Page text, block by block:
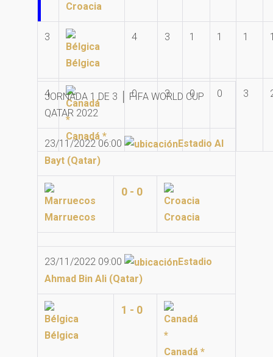
Croacia
3
Bélgica
4 3 1 1 1
4
Canadá *
0 3 0 0 3
JORNADA 1 DE 3 │ FIFA WORLD CUP
QATAR 2022
23/11/2022 06:00
Estadio Al
Bayt (Qatar)
Marruecos
0 - 0
Croacia
23/11/2022 09:00
Estadio
Ahmad Bin Ali (Qatar)
Bélgica
1 - 0
Canadá *